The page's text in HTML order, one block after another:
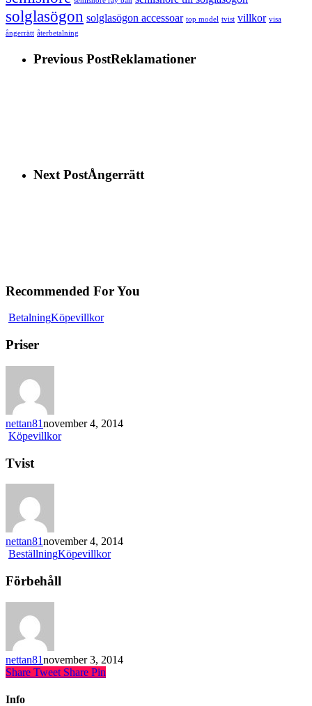
solglasögon solglasögon accessoar top model tvist villkor visa
ångerrätt återbetalning
Previous PostReklamationer
Next PostÅngerrätt
Recommended For You
BetalningKöpevillkor
Priser
nettan81november 4, 2014
Köpevillkor
Tvist
nettan81november 4, 2014
BeställningKöpevillkor
Förbehåll
nettan81november 3, 2014
Share Tweet Share Pin
Info